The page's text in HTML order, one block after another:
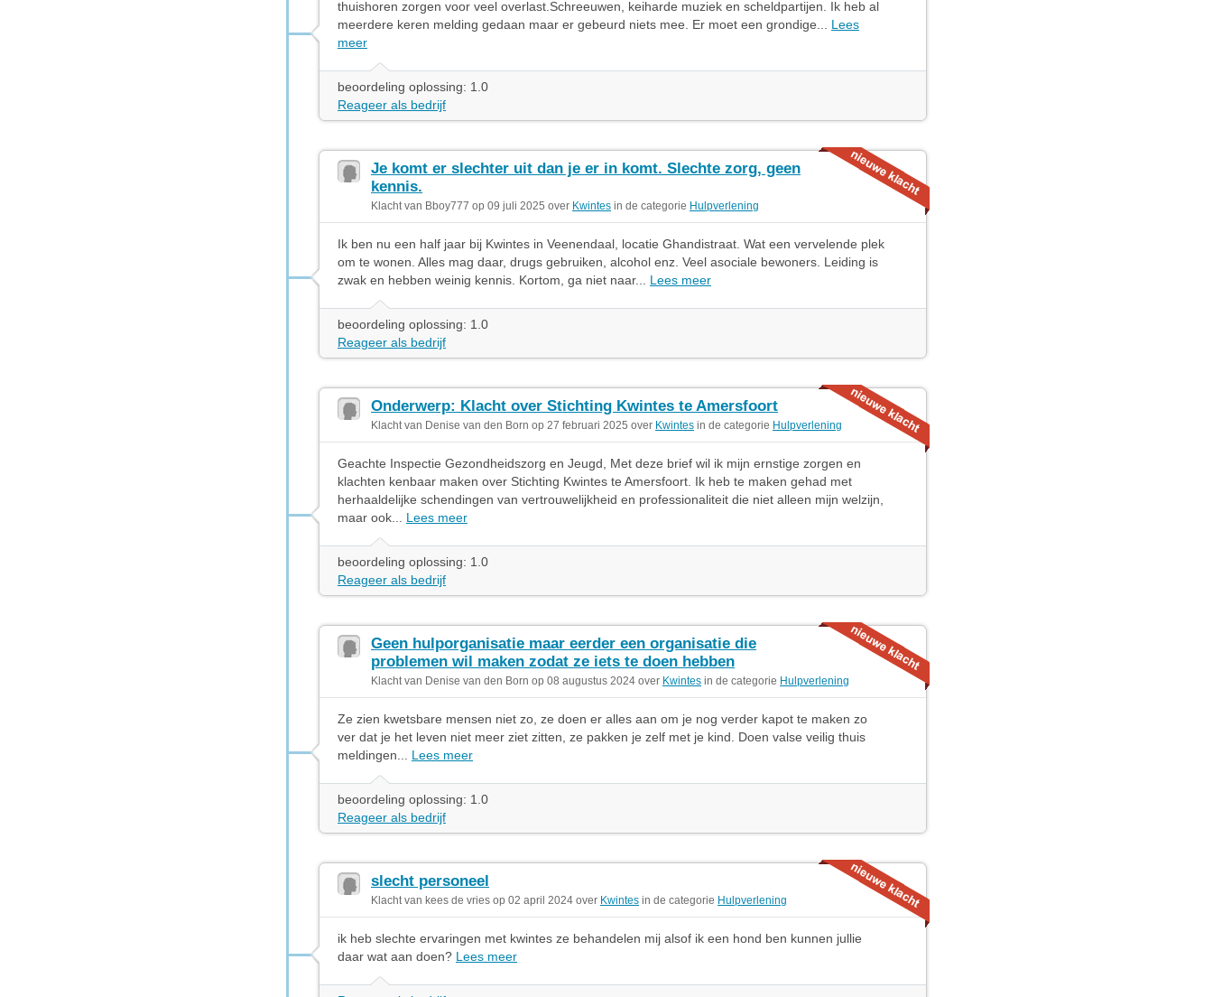
thuishoren zorgen voor veel overlast.Schreeuwen, keiharde muziek en scheldpartijen. Ik heb al
meerdere keren melding gedaan maar er gebeurd niets mee. Er moet een grondige... Lees
meer
beoordeling oplossing: 1.0
Reageer als bedrijf
Je komt er slechter uit dan je er in komt. Slechte zorg, geen
kennis.
Klacht van Bboy777 op 09 juli 2025 over Kwintes in de categorie Hulpverlening
Ik ben nu een half jaar bij Kwintes in Veenendaal, locatie Ghandistraat. Wat een vervelende plek
om te wonen. Alles mag daar, drugs gebruiken, alcohol enz. Veel asociale bewoners. Leiding is
zwak en hebben weinig kennis. Kortom, ga niet naar... Lees meer
beoordeling oplossing: 1.0
Reageer als bedrijf
Onderwerp: Klacht over Stichting Kwintes te Amersfoort
Klacht van Denise van den Born op 27 februari 2025 over Kwintes in de categorie Hulpverlening
Geachte Inspectie Gezondheidszorg en Jeugd, Met deze brief wil ik mijn ernstige zorgen en
klachten kenbaar maken over Stichting Kwintes te Amersfoort. Ik heb te maken gehad met
herhaaldelijke schendingen van vertrouwelijkheid en professionaliteit die niet alleen mijn welzijn,
maar ook... Lees meer
beoordeling oplossing: 1.0
Reageer als bedrijf
Geen hulporganisatie maar eerder een organisatie die
problemen wil maken zodat ze iets te doen hebben
Klacht van Denise van den Born op 08 augustus 2024 over Kwintes in de categorie Hulpverlening
Ze zien kwetsbare mensen niet zo, ze doen er alles aan om je nog verder kapot te maken zo
ver dat je het leven niet meer ziet zitten, ze pakken je zelf met je kind. Doen valse veilig thuis
meldingen... Lees meer
beoordeling oplossing: 1.0
Reageer als bedrijf
slecht personeel
Klacht van kees de vries op 02 april 2024 over Kwintes in de categorie Hulpverlening
ik heb slechte ervaringen met kwintes ze behandelen mij alsof ik een hond ben kunnen jullie
daar wat aan doen? Lees meer